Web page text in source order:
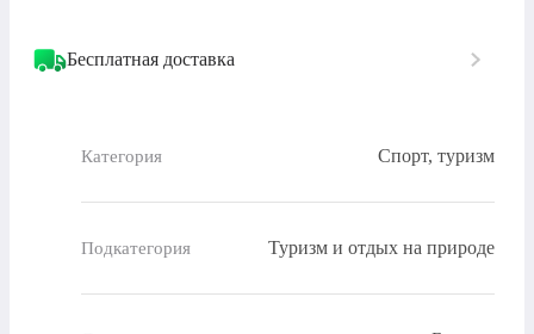
Бесплатная доставка
Категория Спорт, туризм
Подкатегория Туризм и отдых на природе